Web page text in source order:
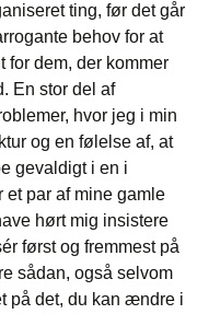
ting, før det går
behov for at
for dem, der kommer
En stor del af
hvor jeg i min
og en følelse af, at
gevaldigt i en i
par af mine gamle
hørt mig insistere
først og fremmest på
sådan, også selvom
på det, du kan ændre i